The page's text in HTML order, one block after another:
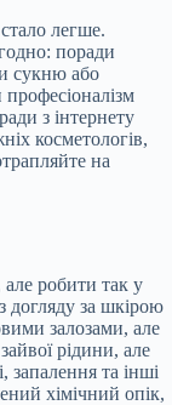
легше.
поради
сукню або
з інтернету
косметологів,
на
але робити так у
догляду за шкірою
залозами, але
рідини, але
та інші
хімічний опік,